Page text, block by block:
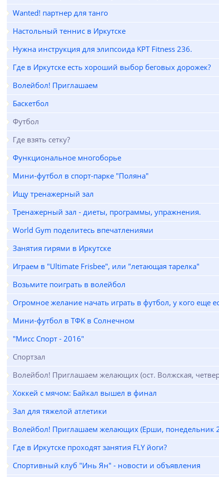
Wanted! партнер для танго
Настольный теннис в Иркутске
Нужна инструкция для элипсоида KPT Fitness 236.
Где в Иркутске есть хороший выбор беговых дорожек?
Волейбол! Приглашаем
Баскетбол
Футбол
Где взять сетку?
Функциональное многоборье
Мини-футбол в спорт-парке "Поляна"
Ищу тренажерный зал
Тренажерный зал - диеты, программы, упражнения.
World Gym поделитесь впечатлениями
Занятия гирями в Иркутске
Играем в "Ultimate Frisbee", или "летающая тарелка"
Возьмите поиграть в волейбол
Огромное желание начать играть в футбол, у кого еще
Мини-футбол в ТФК в Солнечном
"Мисс Спорт - 2016"
Спортзал
Волейбол! Приглашаем желающих (ост. Волжская,
Хоккей с мячом: Байкал вышел в финал
Зал для тяжелой атлетики
Волейбол! Приглашаем желающих (Ерши, понедельник
Где в Иркутске проходят занятия FLY йоги?
Спортивный клуб "Инь Ян" - новости и объявления